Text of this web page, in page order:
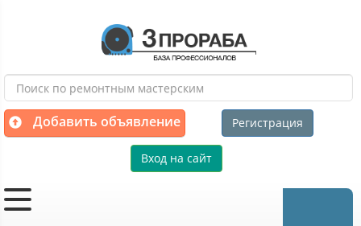
Добавить объявление Регистрация
Вход на сайт